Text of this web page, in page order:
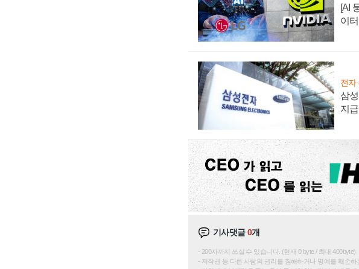
[AI
이
전자
삼
지급
기사댓글0개
200자까지 쓰실 수 있습니다. (현재 0 byte / 최대 400byte)
저작권 등 다른 사람의 권리를 침해하거나 명예를 훼손